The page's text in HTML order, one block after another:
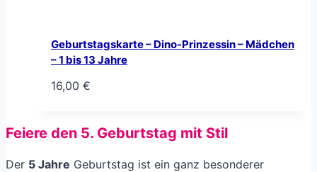
Geburtstagskarte – Dino-Prinzessin – Mädchen
– 1 bis 13 Jahre
16,00 €
Feiere den 5. Geburtstag mit Stil
Der 5 Jahre Geburtstag ist ein ganz besonderer